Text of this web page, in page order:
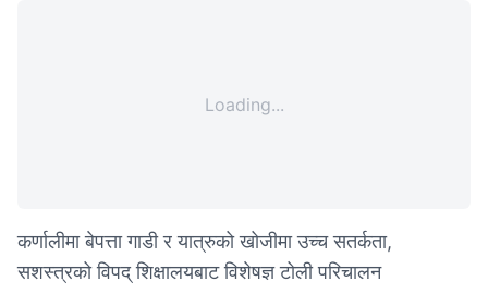
Loading...
कर्णालीमा बेपत्ता गाडी र यात्रुको खोजीमा उच्च सतर्कता,
सशस्त्रको विपद् शिक्षालयबाट विशेषज्ञ टोली परिचालन